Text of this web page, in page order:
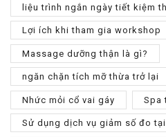
liệu trình ngắn ngày tiết kiệm
Lợi ích khi tham gia workshop
Massage dưỡng thận là gì?
ngăn chặn tích mỡ thừa trở lại
Nhức mỏi cổ vai gáy Spa
Sử dụng dịch vụ giảm số đo